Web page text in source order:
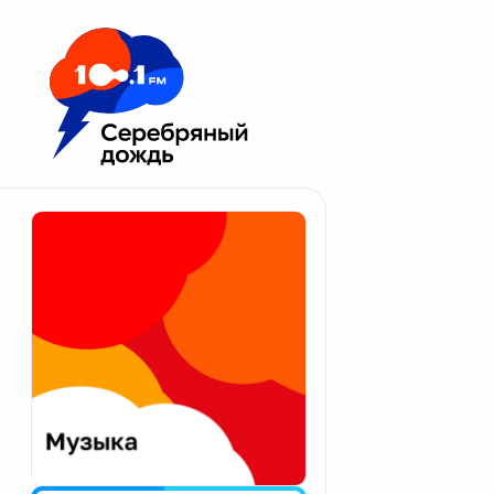
Москва 100.1 FM
Апатиты
Екатеринбург
Калининград
Калуга